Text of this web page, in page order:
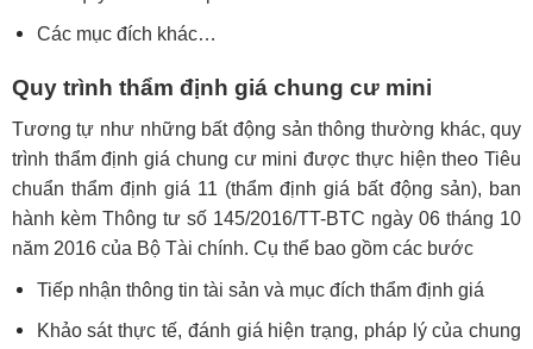
Các mục đích khác…
Quy trình thẩm định giá chung cư mini
Tương tự như những bất động sản thông thường khác, quy
trình thẩm định giá chung cư mini được thực hiện theo Tiêu
chuẩn thẩm định giá 11 (thẩm định giá bất động sản), ban
hành kèm Thông tư số 145/2016/TT-BTC ngày 06 tháng 10
năm 2016 của Bộ Tài chính. Cụ thể bao gồm các bước
Tiếp nhận thông tin tài sản và mục đích thẩm định giá
Khảo sát thực tế, đánh giá hiện trạng, pháp lý của chung